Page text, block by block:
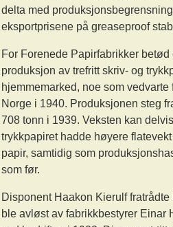
delta med
eksportprisene på greaseproof
For Forenede Papirfabrikker betød
produksjon av trefritt skriv- og
hjemmemarked, noe som
Norge i 1940. Produksjonen steg
708 tonn i 1939. Veksten kan
trykkpapiret hadde høyere
papir, samtidig som
som før.
Disponent Haakon Kierulf
ble avløst av fabrikkbestyrer Einar